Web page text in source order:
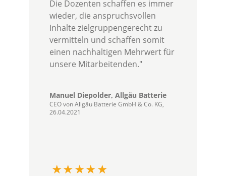
Die Dozenten schaffen es immer
wieder, die anspruchsvollen
Inhalte zielgruppengerecht zu
vermitteln und schaffen somit
einen nachhaltigen Mehrwert für
unsere Mitarbeitenden."
Manuel Diepolder, Allgäu Batterie
CEO von Allgäu Batterie GmbH & Co. KG,
26.04.2021